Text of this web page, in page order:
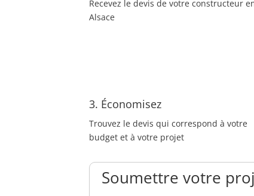
Recevez le devis de votre constructeur
Alsace
3. Économisez
Trouvez le devis qui correspond à votre
budget et à votre projet
Soumettre votre